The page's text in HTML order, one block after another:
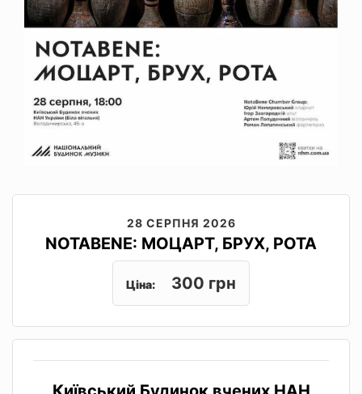
28 СЕРПНЯ 2026
NOTABENE: МОЦАРТ, БРУХ, РОТА
Ціна: 300 грн